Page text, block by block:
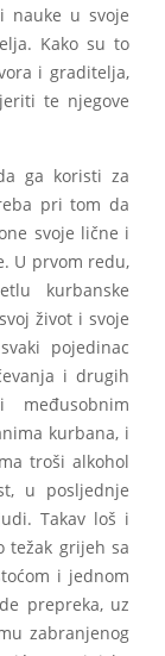
nauke u svoje
Kako su to
i graditelja,
te njegove
ga koristi za
pri tom da
svoje lične i
U prvom redu,
kurbanske
život i svoje
pojedinac
i drugih
kurbana, i
troši alkohol
u posljednje
Takav loš i
težak grijeh sa
i jednom
prepreka, uz
zabranjenog